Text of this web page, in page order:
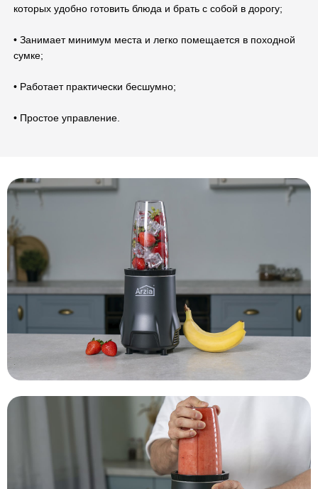
которых удобно готовить блюда и брать с собой в дорогу;
• Занимает минимум места и легко помещается в походной
сумке;
• Работает практически бесшумно;
• Простое управление.